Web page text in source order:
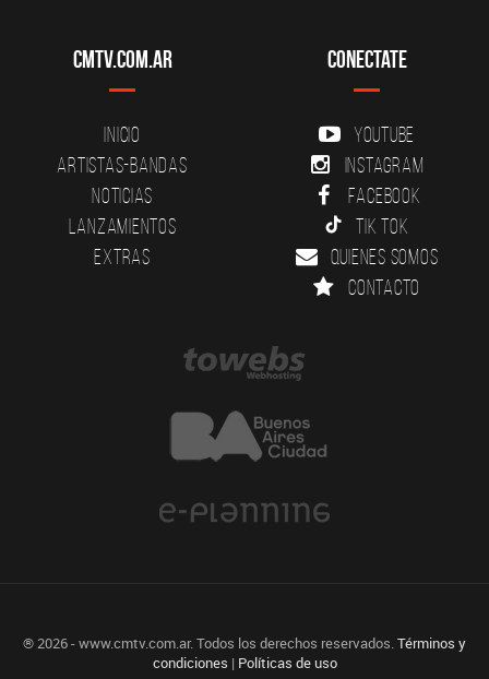
CMTV.com.ar
Inicio
Artistas-Bandas
Noticias
Lanzamientos
Extras
Conectate
YouTube
Instagram
Facebook
Tik Tok
Quienes somos
Contacto
® 2026 - www.cmtv.com.ar. Todos los derechos reservados.Términos y
condiciones | Políticas de uso